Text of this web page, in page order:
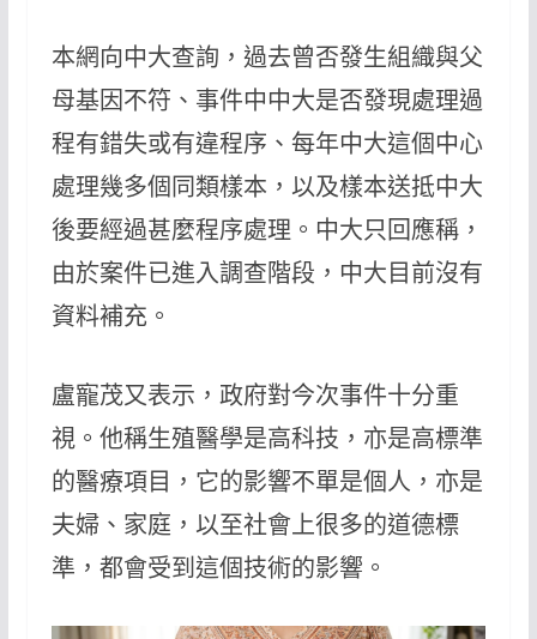
本網向中大查詢，過去曾否發生組織與父
母基因不符、事件中中大是否發現處理過
程有錯失或有違程序、每年中大這個中心
處理幾多個同類樣本，以及樣本送抵中大
後要經過甚麼程序處理。中大只回應稱，
由於案件已進入調查階段，中大目前沒有
資料補充。
盧寵茂又表示，政府對今次事件十分重
視。他稱生殖醫學是高科技，亦是高標準
的醫療項目，它的影響不單是個人，亦是
夫婦、家庭，以至社會上很多的道德標
準，都會受到這個技術的影響。